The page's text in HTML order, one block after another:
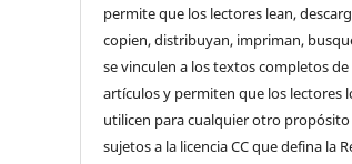
permite que los lectores lean,
copien, distribuyan, impriman,
se vinculen a los textos completos de
artículos y permiten que los lectores
utilicen para cualquier otro propósito
sujetos a la licencia CC que defina la